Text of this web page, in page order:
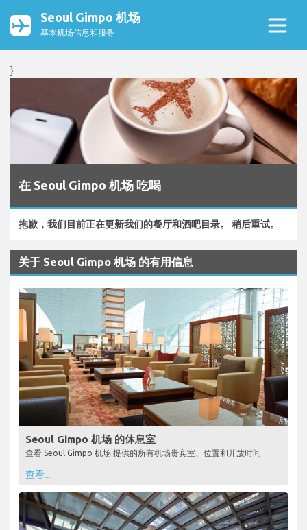
Seoul Gimpo 机场
基本机场信息和服务
}
在 Seoul Gimpo 机场 吃喝
抱歉，我们目前正在更新我们的餐厅和酒吧目录。 稍后重试。
关于 Seoul Gimpo 机场 的有用信息
Seoul Gimpo 机场 的休息室
查看 Seoul Gimpo 机场 提供的所有机场贵宾室、位置和开放时间
查看...